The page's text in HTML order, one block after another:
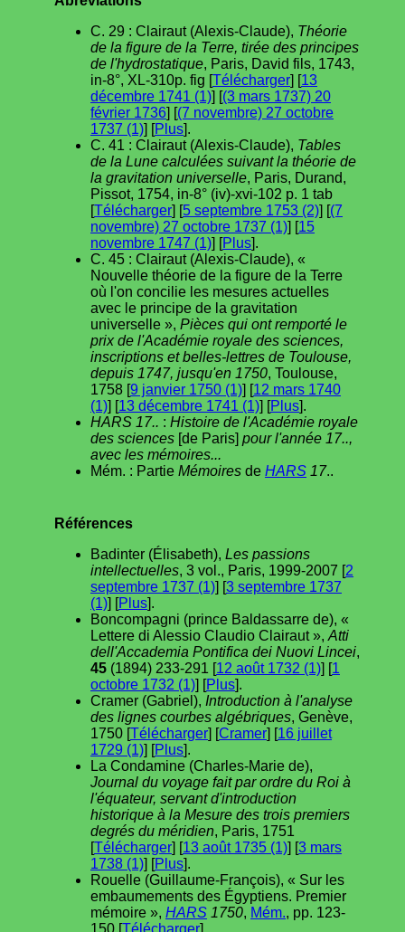
C. 29 : Clairaut (Alexis-Claude), Théorie
de la figure de la Terre, tirée des principes
de l'hydrostatique, Paris, David fils, 1743,
in-8°, XL-310p. fig [Télécharger] [13
décembre 1741 (1)] [(3 mars 1737) 20
février 1736] [(7 novembre) 27 octobre
1737 (1)] [Plus].
C. 41 : Clairaut (Alexis-Claude), Tables
de la Lune calculées suivant la théorie de
la gravitation universelle, Paris, Durand,
Pissot, 1754, in-8° (iv)-xvi-102 p. 1 tab
[Télécharger] [5 septembre 1753 (2)] [(7
novembre) 27 octobre 1737 (1)] [15
novembre 1747 (1)] [Plus].
C. 45 : Clairaut (Alexis-Claude), «
Nouvelle théorie de la figure de la Terre
où l'on concilie les mesures actuelles
avec le principe de la gravitation
universelle », Pièces qui ont remporté le
prix de l'Académie royale des sciences,
inscriptions et belles-lettres de Toulouse,
depuis 1747, jusqu'en 1750, Toulouse,
1758 [9 janvier 1750 (1)] [12 mars 1740
(1)] [13 décembre 1741 (1)] [Plus].
HARS 17.. : Histoire de l'Académie royale
des sciences [de Paris] pour l'année 17..,
avec les mémoires...
Mém. : Partie Mémoires de HARS 17..
Références
Badinter (Élisabeth), Les passions
intellectuelles, 3 vol., Paris, 1999-2007 [2
septembre 1737 (1)] [3 septembre 1737
(1)] [Plus].
Boncompagni (prince Baldassarre de), «
Lettere di Alessio Claudio Clairaut », Atti
dell'Accademia Pontifica dei Nuovi Lincei,
45 (1894) 233-291 [12 août 1732 (1)] [1
octobre 1732 (1)] [Plus].
Cramer (Gabriel), Introduction à l'analyse
des lignes courbes algébriques, Genève,
1750 [Télécharger] [Cramer] [16 juillet
1729 (1)] [Plus].
La Condamine (Charles-Marie de),
Journal du voyage fait par ordre du Roi à
l'équateur, servant d'introduction
historique à la Mesure des trois premiers
degrés du méridien, Paris, 1751
[Télécharger] [13 août 1735 (1)] [3 mars
1738 (1)] [Plus].
Rouelle (Guillaume-François), « Sur les
embaumements des Égyptiens. Premier
mémoire », HARS 1750, Mém., pp. 123-
150 [Télécharger].